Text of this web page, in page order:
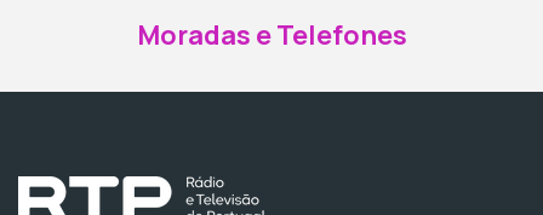
Moradas e Telefones